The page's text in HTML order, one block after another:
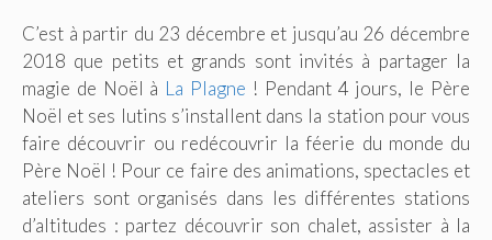
C’est à partir du 23 décembre et jusqu’au 26 décembre
2018 que petits et grands sont invités à partager la
magie de Noël à La Plagne ! Pendant 4 jours, le Père
Noël et ses lutins s’installent dans la station pour vous
faire découvrir ou redécouvrir la féerie du monde du
Père Noël ! Pour ce faire des animations, spectacles et
ateliers sont organisés dans les différentes stations
d’altitudes : partez découvrir son chalet, assister à la